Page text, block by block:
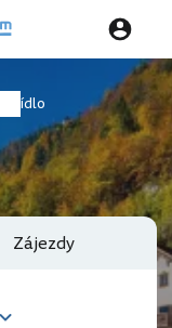
Jídlo
Zájezdy